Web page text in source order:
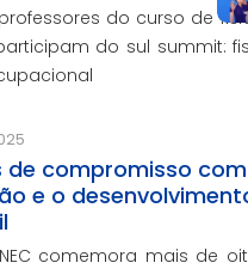
do curso de
participam do sul summit:
de compromisso
e o
comemora mais de